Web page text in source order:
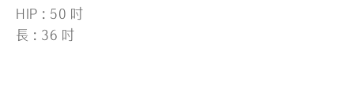
HIP : 50 吋
長 : 36 吋